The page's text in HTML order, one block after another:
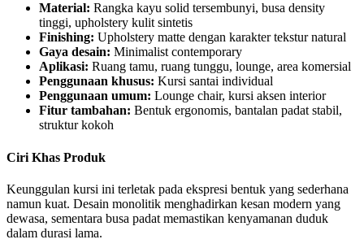
Material: Rangka kayu solid tersembunyi, busa density
tinggi, upholstery kulit sintetis
Finishing: Upholstery matte dengan karakter tekstur natural
Gaya desain: Minimalist contemporary
Aplikasi: Ruang tamu, ruang tunggu, lounge, area komersial
Penggunaan khusus: Kursi santai individual
Penggunaan umum: Lounge chair, kursi aksen interior
Fitur tambahan: Bentuk ergonomis, bantalan padat stabil,
struktur kokoh
Ciri Khas Produk
Keunggulan kursi ini terletak pada ekspresi bentuk yang sederhana
namun kuat. Desain monolitik menghadirkan kesan modern yang
dewasa, sementara busa padat memastikan kenyamanan duduk
dalam durasi lama.